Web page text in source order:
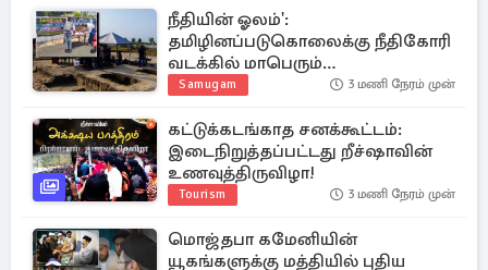
நீதியின் ஓலம்':
தமிழினப்படுகொலைக்கு நீதிகோரி
வடக்கில் மாபெரும்
கவனயீர்ப்புப்போராட்டம்
Samugam 3 மணி நேரம் முன்
கட்டுக்கடங்காத சனக்கூட்டம்:
இடைநிறுத்தப்பட்டது றீச்ஷாவின்
உணவுத்திருவிழா!
Tourism 3 மணி நேரம் முன்
மொஜ்தபா கமேனியின்
யூகங்களுக்கு மத்தியில் புதிய